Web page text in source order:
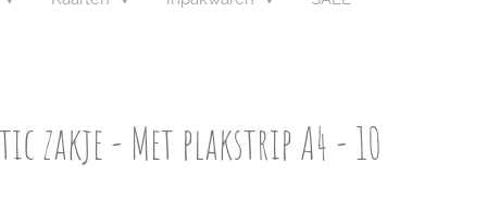
zakje - Met plakstrip A4 - 10